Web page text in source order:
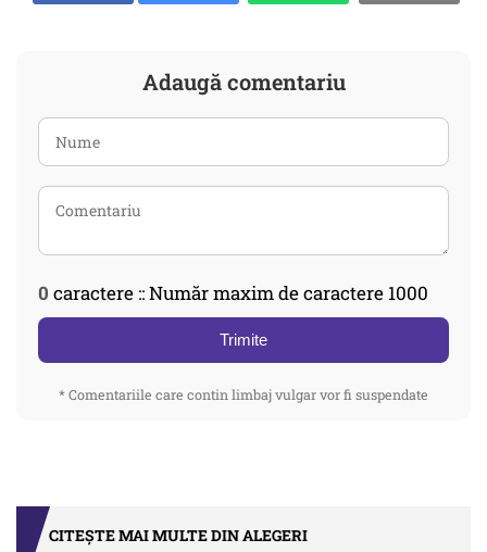
Adaugă comentariu
0 caractere :: Număr maxim de caractere 1000
Trimite
* Comentariile care contin limbaj vulgar vor fi suspendate
CITEȘTE MAI MULTE DIN ALEGERI